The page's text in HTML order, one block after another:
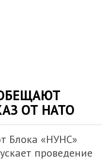
ОТ НАТО
Блока «НУНС»
проведение